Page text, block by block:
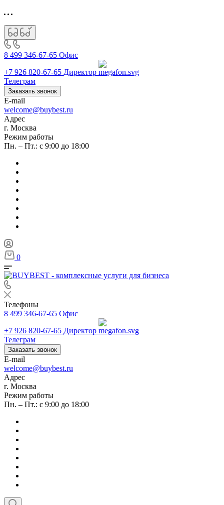
8 499 346-67-65 Офис
+7 926 820-67-65 Директор
Телеграм
Заказать звонок
E-mail
welcome@buybest.ru
Адрес
г. Москва
Режим работы
Пн. – Пт.: с 9:00 до 18:00
0
Телефоны
8 499 346-67-65 Офис
+7 926 820-67-65 Директор
Телеграм
Заказать звонок
E-mail
welcome@buybest.ru
Адрес
г. Москва
Режим работы
Пн. – Пт.: с 9:00 до 18:00